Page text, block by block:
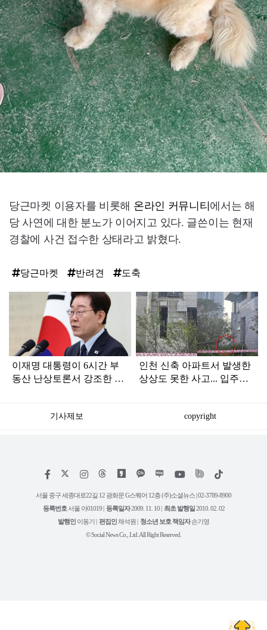
당근마켓 이용자를 비롯해 온라인 커뮤니티에서는 해
당 사연에 대한 분노가 이어지고 있다. 글쓴이는 현재
경찰에 사건 접수한 상태라고 밝혔다.
당근마켓 반려견 도축
이재명 대통령이 6시간 부
동산 난상토론서 강조한 내
인천 신축 아파트서 발생한
상상도 못한 사고... 입주민
기사제보 copyright
페
스
인
타
램
위
트
유
튜
틱
서울 중구 세종대로22길 12 광화문 G스퀘어 12층 (주)소셜뉴스 | 02-3789-8900
등록번호 서울 아01019 | 등록일자2009. 11. 10 | 최초 발행일 2010. 02. 02
발행인 이동기 | 편집인 채석원 | 청소년 보호 책임자손기영
© Social News Co., Ltd. All Right Reserved.